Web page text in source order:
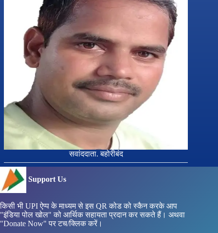
सवांददाता. बहोरीबंद
Support Us
किसी भी UPI ऐप्प के माध्यम से इस QR कोड को स्कैन करके आप
"इंडिया पोल खोल" को आर्थिक सहायता प्रदान कर सकते हैं। अथवा
"Donate Now" पर टच/क्लिक करें।